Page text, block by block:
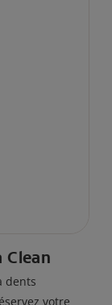
Clean
dents
votre